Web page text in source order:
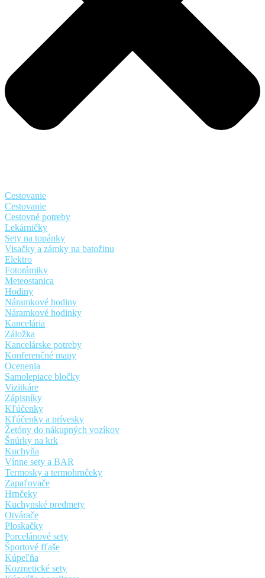
Cestovanie
Cestovanie
Cestovné potreby
Lekárničky
Sety na topánky
Visačky a zámky na batožinu
Elektro
Fotorámiky
Meteostanica
Hodiny
Náramkové hodiny
Náramkové hodinky
Kancelária
Záložka
Kancelárske potreby
Konferenčné mapy
Ocenenia
Samolepiace bločky
Vizitkáre
Zápisníky
Kľúčenky
Kľúčenky a prívesky
Žetóny do nákupných vozíkov
Šnúrky na krk
Kuchyňa
Vínne sety a BAR
Termosky a termohrnčeky
Zapaľovače
Hrnčeky
Kuchynské predmety
Otvárače
Ploskačky
Porcelánové sety
Športové fľaše
Kúpeľňa
Kozmetické sety